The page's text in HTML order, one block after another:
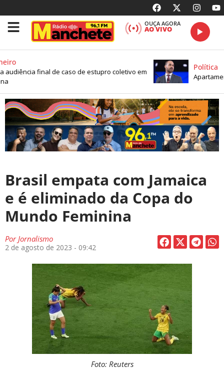
OUÇA AGORA
AO VIVO
audiência final de caso de estupro coletivo em
Política
Brasil empata com Jamaica
e é eliminado da Copa do
Mundo Feminina
PorJornalismo
2 de agosto de 2023 - 09:42
Foto: Reuters